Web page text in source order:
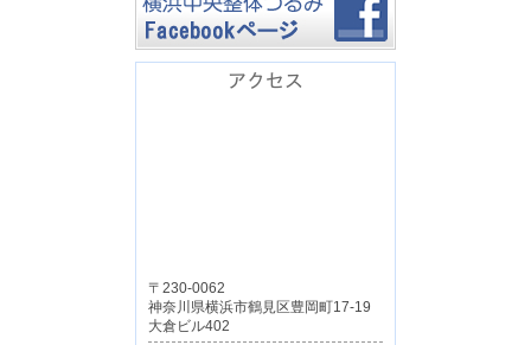
アクセス
〒230-0062
神奈川県横浜市鶴見区豊岡町17-19
大倉ビル402